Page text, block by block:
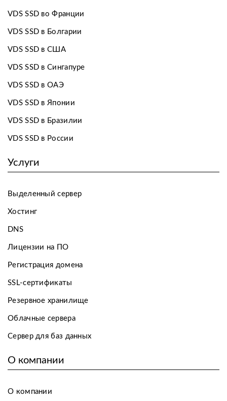
VDS SSD во Франции
VDS SSD в Болгарии
VDS SSD в США
VDS SSD в Сингапуре
VDS SSD в ОАЭ
VDS SSD в Японии
VDS SSD в Бразилии
VDS SSD в России
Услуги
Выделенный сервер
Хостинг
DNS
Лицензии на ПО
Регистрация домена
SSL-сертификаты
Резервное хранилище
Облачные сервера
Сервер для баз данных
О компании
О компании